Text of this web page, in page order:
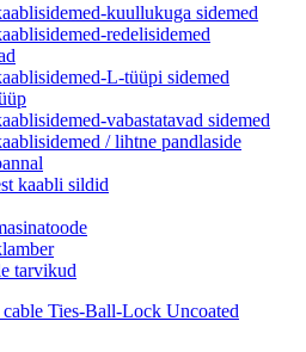
kuullukuga sidemed
redelisidemed
L-tüüpi sidemed
vabastatavad sidemed
/ lihtne pandlaside
kaabli sildid
tarvikud